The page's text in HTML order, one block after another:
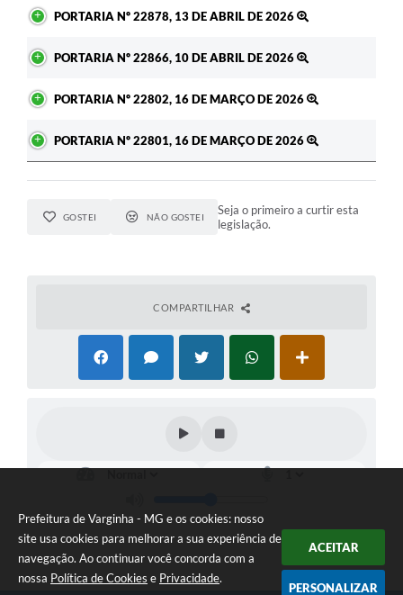
Prefeitura de Varginha - MG e os cookies: nosso
site usa cookies para melhorar a sua experiência de
navegação. Ao continuar você concorda com a
nossa Política de Cookies e Privacidade.
ACEITAR
PERSONALIZAR
PORTARIA Nº 22878, 13 DE ABRIL DE 2026
PORTARIA Nº 22866, 10 DE ABRIL DE 2026
PORTARIA Nº 22802, 16 DE MARÇO DE 2026
PORTARIA Nº 22801, 16 DE MARÇO DE 2026
GOSTEI NÃO GOSTEI
Seja o primeiro a curtir esta
legislação.
COMPARTILHAR